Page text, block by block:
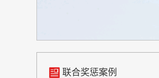
联合奖惩案例